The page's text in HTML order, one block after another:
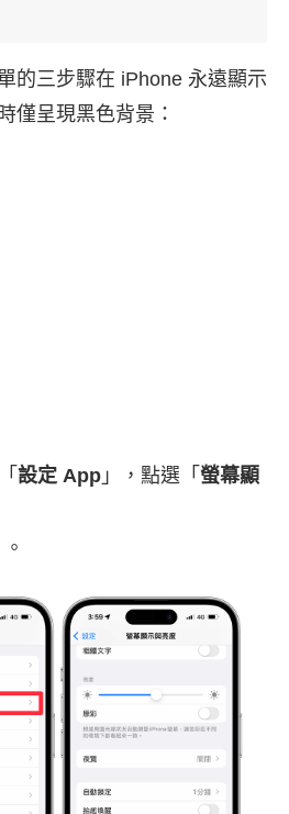
的三步驟在 iPhone 永遠顯示
僅呈現黑色背景：
設定 App 」，點選「 螢幕顯
。